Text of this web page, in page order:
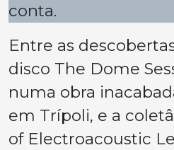
conta.
Entre as
disco The Dome
numa obra
em Trípoli, e a
of Electroacoustic